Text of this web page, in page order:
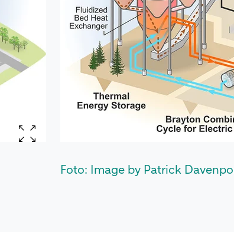
Foto: Image by Patrick